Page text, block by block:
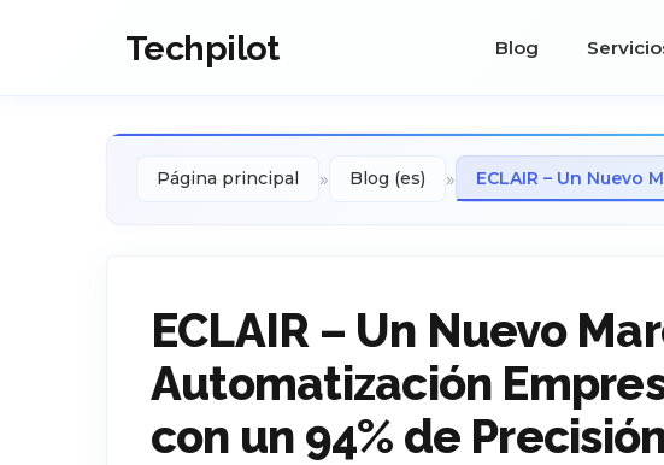
Techpilot Blog
Página principal » Blog (es) » ECLAIR – Un
ECLAIR – Un Nuevo
Automatización
con un 94% de